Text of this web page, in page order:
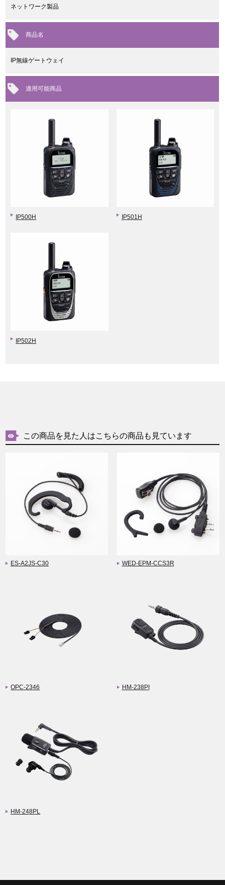
ネットワーク製品
商品名
IP無線ゲートウェイ
適用可能商品
IP500H IP501H
IP502H
この商品を見た人はこちらの商品も見ています
ES-A2JS-C30 WED-EPM-CCS3R
OPC-2346 HM-238PI
HM-248PL